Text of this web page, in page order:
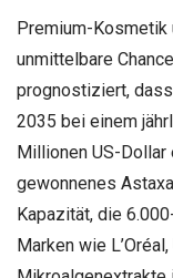
Premium-
unmittelbare
prognostiziert,
2035 bei einem
Millionen US-
gewonnenes
Kapazität, die
Marken wie